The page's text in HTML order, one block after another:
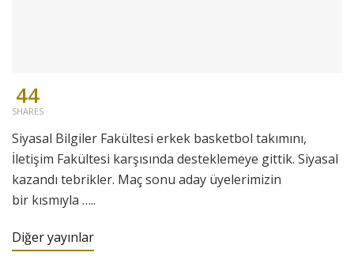
44
SHARES
Siyasal Bilgiler Fakültesi erkek basketbol takımını,
İletişim Fakültesi karşısında desteklemeye gittik. Siyasal
kazandı tebrikler. Maç sonu aday üyelerimizin
bir kısmıyla …..
Diğer yayınlar